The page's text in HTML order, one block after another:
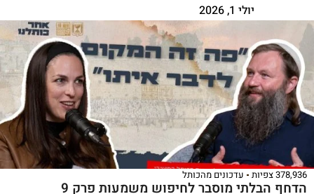
יולי 1, 2026
378,936 צפיות עדכונים מהכותל
הדחף הבלתי מוסבר לחיפוש משמעות פרק 9